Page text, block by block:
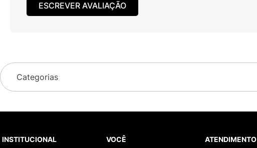
ESCREVER AVALIAÇÃO
Categorias
INSTITUCIONAL VOCÊ ATENDIMENTO